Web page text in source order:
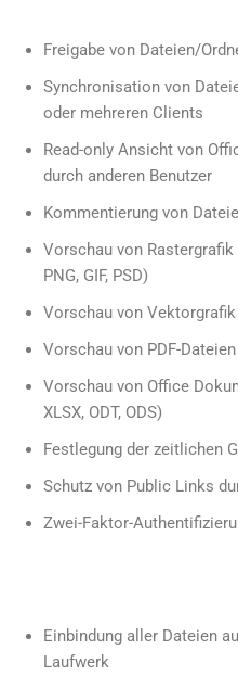
Freigabe von Dateien/
Synchronisation von
oder mehreren Clients
Read-only Ansicht von
durch anderen Benutzer
Kommentierung von
Vorschau von Rastergrafik
PNG, GIF, PSD)
Vorschau von
Vorschau von PDF-Dateien
Vorschau von Office
XLSX, ODT, ODS)
Festlegung der zeitlichen
Schutz von Public Links
Zwei-Faktor-
Einbindung aller Dateien
Laufwerk